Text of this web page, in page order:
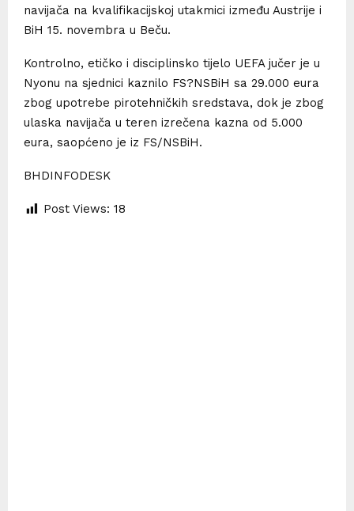
navijača na kvalifikacijskoj utakmici između Austrije i
BiH 15. novembra u Beču.
Kontrolno, etičko i disciplinsko tijelo UEFA jučer je u
Nyonu na sjednici kaznilo FS?NSBiH sa 29.000 eura
zbog upotrebe pirotehničkih sredstava, dok je zbog
ulaska navijača u teren izrečena kazna od 5.000
eura, saopćeno je iz FS/NSBiH.
BHDINFODESK
Post Views: 18